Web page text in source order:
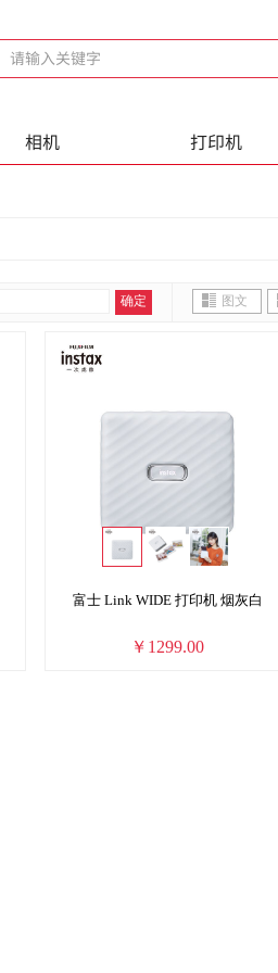
相机 打印机
确定 图文
富士 Link WIDE 打印机 烟灰白
￥1299.00